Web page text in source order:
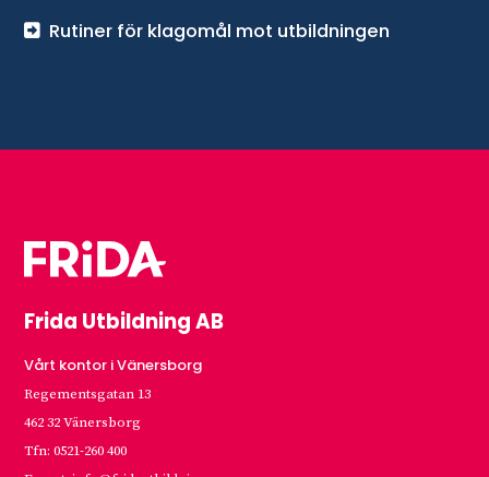
Frida Utbildning AB
Vårt kontor i Vänersborg
Regementsgatan 13
462 32 Vänersborg
Tfn: 0521-260 400
Rutiner för klagomål mot utbildningen